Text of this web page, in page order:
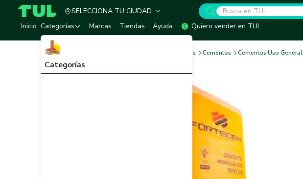
TUL - Tu Marketplace de Construcción
SELECCIONA TU CIUDAD
Inicio Categorías
Categorías
Marcas Tiendas Ayuda Quiero vender en TUL
Cemento, Morteros y Aditivos Cementos Cementos Uso General